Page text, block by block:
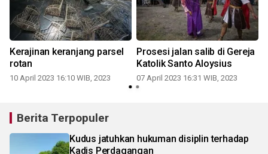
Kerajinan keranjang parsel
rotan
10 April 2023 16:10 WIB, 2023
Prosesi jalan salib di Gereja
Katolik Santo Aloysius
07 April 2023 16:31 WIB, 2023
Berita Terpopuler
Kudus jatuhkan hukuman disiplin terhadap
Kadis Perdagangan